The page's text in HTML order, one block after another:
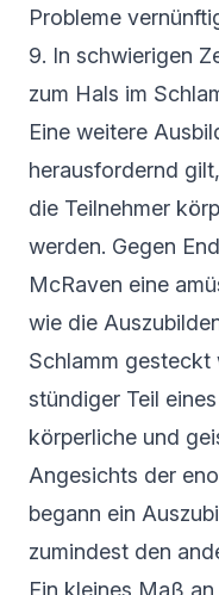
Probleme
9. In schwierigen
zum Hals im
Eine weitere
herausfordernd
die Teilnehmer
werden. Gegen
McRaven eine
wie die
Schlamm gesteckt
stündiger Teil
körperliche und
Angesichts der
begann ein
zumindest den
Ein kleines Maß